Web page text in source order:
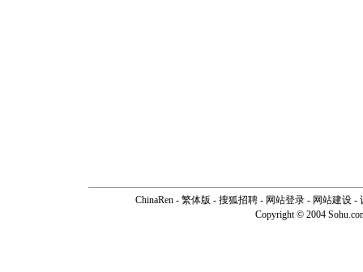
ChinaRen - 繁体版 - 搜狐招聘 - 网站登录 - 网站建设 -
Copyright © 2004